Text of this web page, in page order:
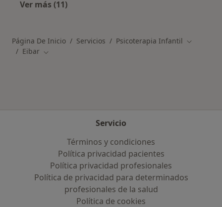
Ver más (11)
Página De Inicio Servicios Psicoterapia Infantil Cambiar
Eibar Cambiar de ciudad
Servicio
Términos y condiciones
Política privacidad pacientes
Política privacidad profesionales
Política de privacidad para determinados
profesionales de la salud
Política de cookies